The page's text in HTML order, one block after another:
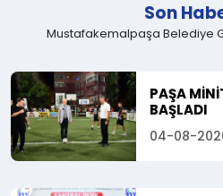
Son
Mustafakemalpaşa Belediye
PAŞA
BAŞLADI
04-08-